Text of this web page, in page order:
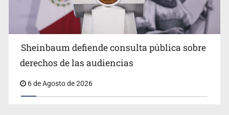
Sheinbaum anuncia refuerzo de seguridad en
Michoacán para reactivar exportación de aguacate
Sheinbaum defiende consulta pública sobre
derechos de las audiencias
6 de Agosto de 2026